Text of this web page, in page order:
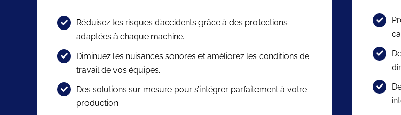
Réduisez les risques d’accidents grâce à des protections
adaptées à chaque machine.
Diminuez les nuisances sonores et améliorez les conditions de
travail de vos équipes.
Des solutions sur mesure pour s’intégrer parfaitement à votre
production.